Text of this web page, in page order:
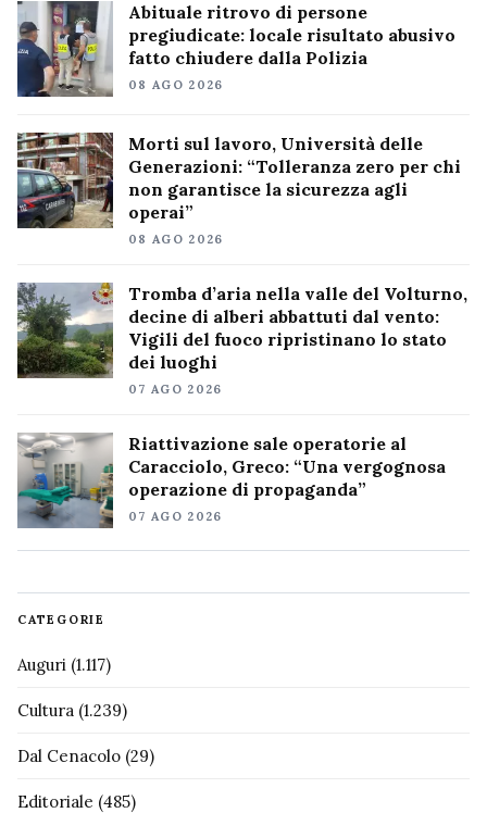
Abituale ritrovo di persone
pregiudicate: locale risultato abusivo
fatto chiudere dalla Polizia
08 AGO 2026
Morti sul lavoro, Università delle
Generazioni: “Tolleranza zero per chi
non garantisce la sicurezza agli
operai”
08 AGO 2026
Tromba d’aria nella valle del Volturno,
decine di alberi abbattuti dal vento:
Vigili del fuoco ripristinano lo stato
dei luoghi
07 AGO 2026
Riattivazione sale operatorie al
Caracciolo, Greco: “Una vergognosa
operazione di propaganda”
07 AGO 2026
CATEGORIE
Auguri (1.117)
Cultura (1.239)
Dal Cenacolo (29)
Editoriale (485)